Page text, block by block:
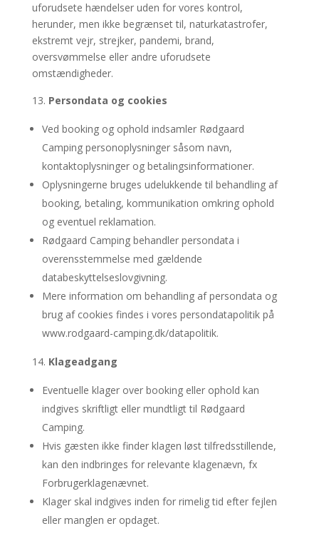
uforudsete hændelser uden for vores kontrol,
herunder, men ikke begrænset til, naturkatastrofer,
ekstremt vejr, strejker, pandemi, brand,
oversvømmelse eller andre uforudsete
omstændigheder.
Persondata og cookies
Ved booking og ophold indsamler Rødgaard
Camping personoplysninger såsom navn,
kontaktoplysninger og betalingsinformationer.
Oplysningerne bruges udelukkende til behandling af
booking, betaling, kommunikation omkring ophold
og eventuel reklamation.
Rødgaard Camping behandler persondata i
overensstemmelse med gældende
databeskyttelseslovgivning.
Mere information om behandling af persondata og
brug af cookies findes i vores persondatapolitik på
www.rodgaard-camping.dk/datapolitik.
Klageadgang
Eventuelle klager over booking eller ophold kan
indgives skriftligt eller mundtligt til Rødgaard
Camping.
Hvis gæsten ikke finder klagen løst tilfredsstillende,
kan den indbringes for relevante klagenævn, fx
Forbrugerklagenævnet.
Klager skal indgives inden for rimelig tid efter fejlen
eller manglen er opdaget.